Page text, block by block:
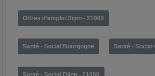
Offres d'emploi Dijon - 21000
Santé - Social Bourgogne Santé - Social
Santé - Social Dijon - 21000